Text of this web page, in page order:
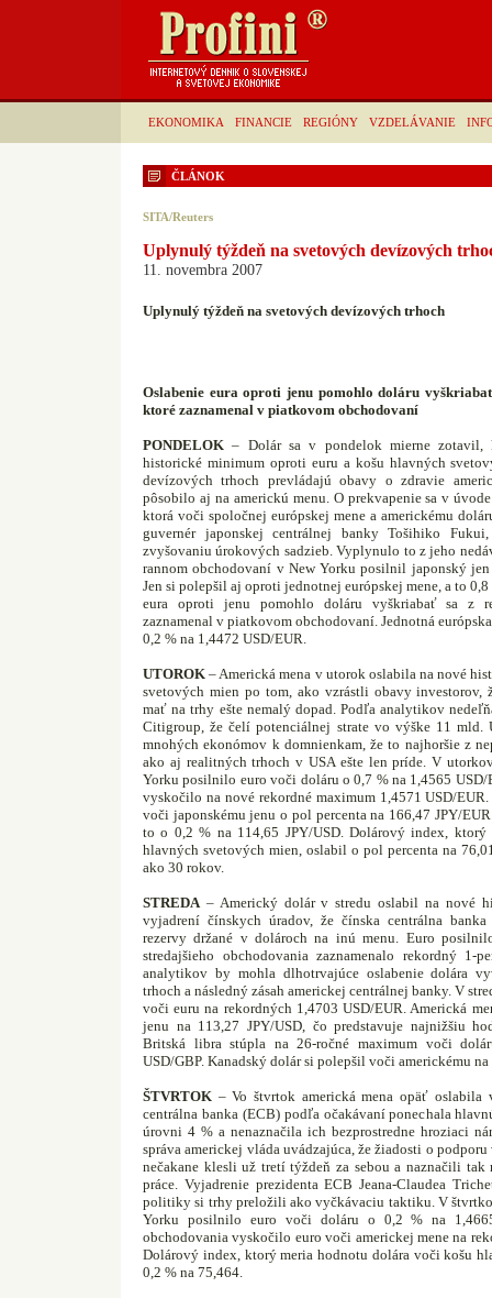
EKONOMIKA FINANCIE REGIÓNY VZDELÁVANIE
ČLÁNOK
SITA/Reuters
Uplynulý týždeň na svetových devízových
11. novembra 2007
Uplynulý týždeň na svetových devízových trhoch
Oslabenie eura oproti jenu pomohlo doláru
ktoré zaznamenal v piatkovom obchodovaní
PONDELOK – Dolár sa v pondelok mierne
historické minimum oproti euru a košu hlavných
devízových trhoch prevládajú obavy o zdravie
pôsobilo aj na americkú menu. O prekvapenie sa v
ktorá voči spoločnej európskej mene a americkému
guvernér japonskej centrálnej banky Tošihiko
zvyšovaniu úrokových sadzieb. Vyplynulo to z jeho
rannom obchodovaní v New Yorku posilnil japonský
Jen si polepšil aj oproti jednotnej európskej mene, a to
eura oproti jenu pomohlo doláru vyškriabať sa z
zaznamenal v piatkovom obchodovaní. Jednotná
0,2 % na 1,4472 USD/EUR.
UTOROK– Americká mena v utorok oslabila na nové
svetových mien po tom, ako vzrástli obavy
mať na trhy ešte nemalý dopad. Podľa analytikov
Citigroup, že čelí potenciálnej strate vo výške 11 mld.
mnohých ekonómov k domnienkam, že to najhoršie z
ako aj realitných trhoch v USA ešte len príde. V
Yorku posilnilo euro voči doláru o 0,7 % na 1,4565
vyskočilo na nové rekordné maximum 1,4571 USD/EUR.
voči japonskému jenu o pol percenta na 166,47 JPY/
to o 0,2 % na 114,65 JPY/USD. Dolárový index,
hlavných svetových mien, oslabil o pol percenta na
ako 30 rokov.
STREDA– Americký dolár v stredu oslabil na nové
vyjadrení čínskych úradov, že čínska centrálna
rezervy držané v dolároch na inú menu. Euro
stredajšieho obchodovania zaznamenalo rekordný 1-
analytikov by mohla dlhotrvajúce oslabenie dolára
trhoch a následný zásah americkej centrálnej banky. V
voči euru na rekordných 1,4703 USD/EUR. Americká
jenu na 113,27 JPY/USD, čo predstavuje najnižšiu
Britská libra stúpla na 26-ročné maximum voči
USD/GBP. Kanadský dolár si polepšil voči americkému
ŠTVRTOK – Vo štvrtok americká mena opäť oslabila
centrálna banka (ECB) podľa očakávaní ponechala
úrovni 4 % a nenaznačila ich bezprostredne hroziaci
správa americkej vláda uvádzajúca, že žiadosti o
nečakane klesli už tretí týždeň za sebou a naznačili
práce. Vyjadrenie prezidenta ECB Jeana-Claudea
politiky si trhy preložili ako vyčkávaciu taktiku. V
Yorku posilnilo euro voči doláru o 0,2 % na 1,4665
obchodovania vyskočilo euro voči americkej mene na
Dolárový index, ktorý meria hodnotu dolára voči košu
0,2 % na 75,464.